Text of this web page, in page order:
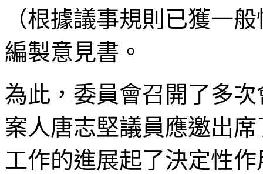
（根據議事規則已獲一
編製意見書。
為此，委員會召開了多
案人唐志堅議員應邀出
工作的進展起了決定性